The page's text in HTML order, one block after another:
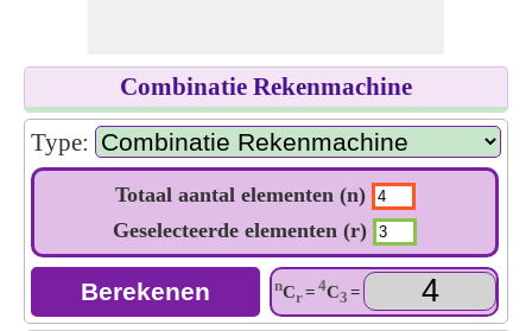
Combinatie Rekenmachine
Type:
Totaal aantal elementen (n)
Geselecteerde elementen (r)
nCr= 4C3 =